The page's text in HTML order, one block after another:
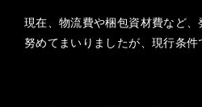
現在、物流費や梱包資材費など
努めてまいりましたが、現行条件